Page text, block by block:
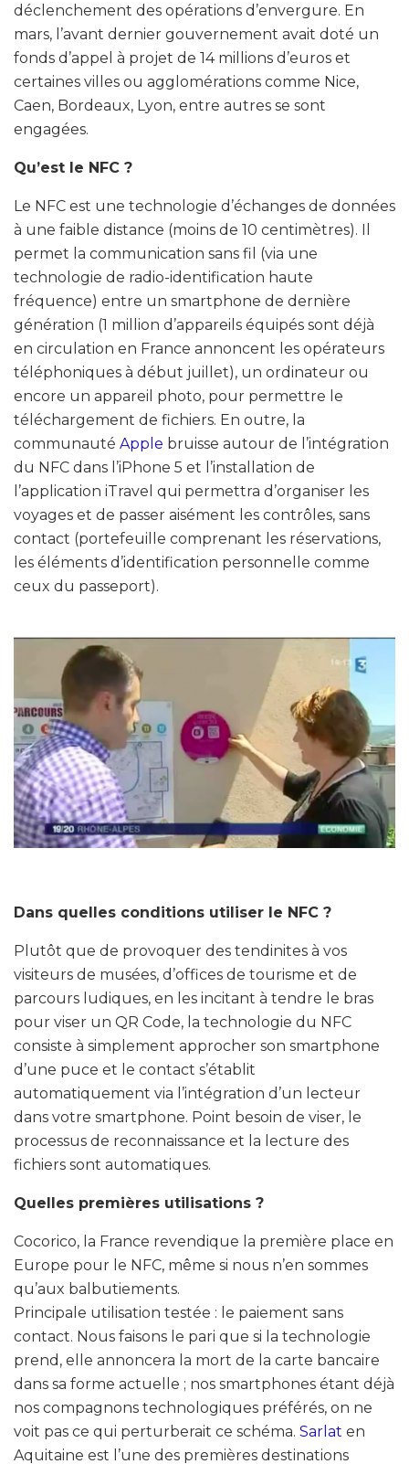
déclenchement des opérations d’envergure. En
mars, l’avant dernier gouvernement avait doté un
fonds d’appel à projet de 14 millions d’euros et
certaines villes ou agglomérations comme Nice,
Caen, Bordeaux, Lyon, entre autres se sont
engagées.
Qu’est le NFC ?
Le NFC est une technologie d’échanges de données
à une faible distance (moins de 10 centimètres). Il
permet la communication sans fil (via une
technologie de radio-identification haute
fréquence) entre un smartphone de dernière
génération (1 million d’appareils équipés sont déjà
en circulation en France annoncent les opérateurs
téléphoniques à début juillet), un ordinateur ou
encore un appareil photo, pour permettre le
téléchargement de fichiers. En outre, la
communauté Apple bruisse autour de l’intégration
du NFC dans l’iPhone 5 et l’installation de
l’application iTravel qui permettra d’organiser les
voyages et de passer aisément les contrôles, sans
contact (portefeuille comprenant les réservations,
les éléments d’identification personnelle comme
ceux du passeport).
Dans quelles conditions utiliser le NFC ?
Plutôt que de provoquer des tendinites à vos
visiteurs de musées, d’offices de tourisme et de
parcours ludiques, en les incitant à tendre le bras
pour viser un QR Code, la technologie du NFC
consiste à simplement approcher son smartphone
d’une puce et le contact s’établit
automatiquement via l’intégration d’un lecteur
dans votre smartphone. Point besoin de viser, le
processus de reconnaissance et la lecture des
fichiers sont automatiques.
Quelles premières utilisations ?
Cocorico, la France revendique la première place en
Europe pour le NFC, même si nous n’en sommes
qu’aux balbutiements.
Principale utilisation testée : le paiement sans
contact. Nous faisons le pari que si la technologie
prend, elle annoncera la mort de la carte bancaire
dans sa forme actuelle ; nos smartphones étant déjà
nos compagnons technologiques préférés, on ne
voit pas ce qui perturberait ce schéma. Sarlat en
Aquitaine est l’une des premières destinations